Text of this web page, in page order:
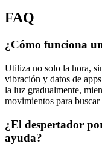
FAQ
¿Cómo funciona
Utiliza no solo la hora,
vibración y datos de
la luz gradualmente,
movimientos para
¿El despertador
ayuda?